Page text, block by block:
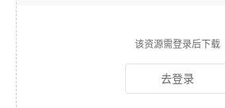
该资源需登录后下载
去登录